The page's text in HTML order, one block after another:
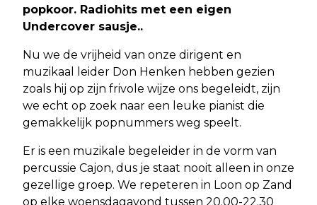
popkoor. Radiohits met een eigen
Undercover sausje..
Nu we de vrijheid van onze dirigent en
muzikaal leider Don Henken hebben gezien
zoals hij op zijn frivole wijze ons begeleidt, zijn
we echt op zoek naar een leuke pianist die
gemakkelijk popnummers weg speelt.
Er is een muzikale begeleider in de vorm van
percussie Cajon, dus je staat nooit alleen in onze
gezellige groep. We repeteren in Loon op Zand
op elke woensdagavond tussen 20.00-22.30